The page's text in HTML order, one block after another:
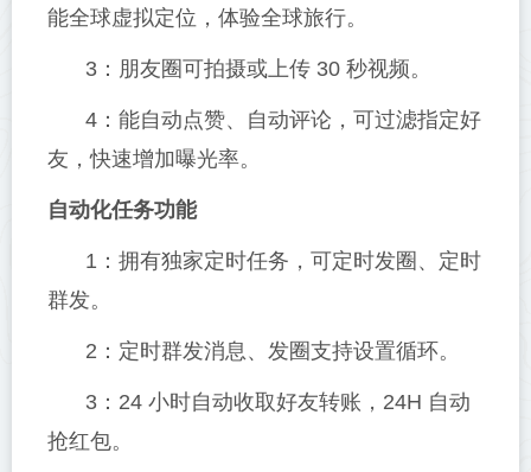
能全球虚拟定位，体验全球旅行。
3：朋友圈可拍摄或上传 30 秒视频。
4：能自动点赞、自动评论，可过滤指定好
友，快速增加曝光率。
自动化任务功能
1：拥有独家定时任务，可定时发圈、定时
群发。
2：定时群发消息、发圈支持设置循环。
3：24 小时自动收取好友转账，24H 自动
抢红包。